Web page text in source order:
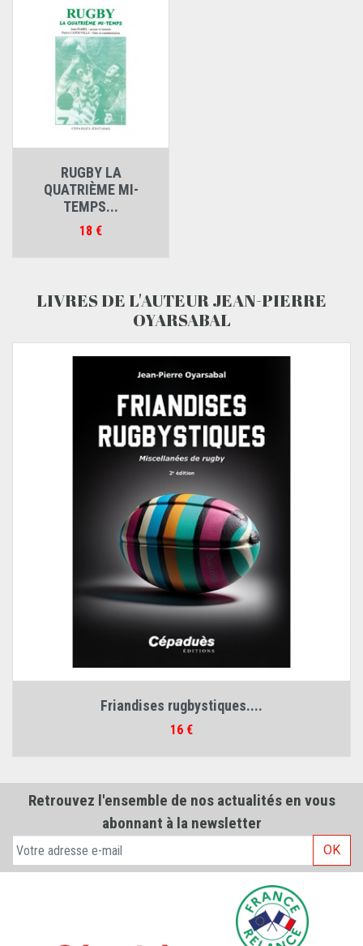
RUGBY LA
QUATRIÈME MI-
TEMPS...
Prix
18 €
LIVRES DE L'AUTEUR JEAN-PIERRE
OYARSABAL
Friandises rugbystiques....
Prix
16 €
Retrouvez l'ensemble de nos actualités en vous
abonnant à la newsletter
OK